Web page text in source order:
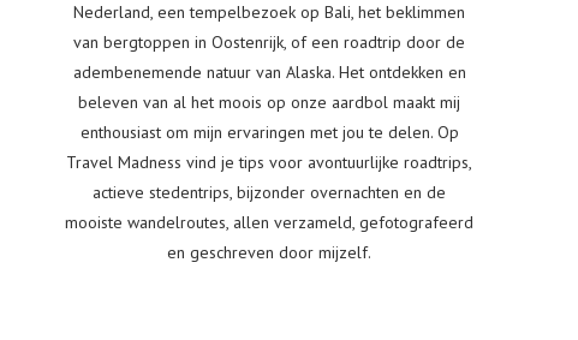
Nederland, een tempelbezoek op Bali, het beklimmen
van bergtoppen in Oostenrijk, of een roadtrip door de
adembenemende natuur van Alaska. Het ontdekken en
beleven van al het moois op onze aardbol maakt mij
enthousiast om mijn ervaringen met jou te delen. Op
Travel Madness vind je tips voor avontuurlijke roadtrips,
actieve stedentrips, bijzonder overnachten en de
mooiste wandelroutes, allen verzameld, gefotografeerd
en geschreven door mijzelf.